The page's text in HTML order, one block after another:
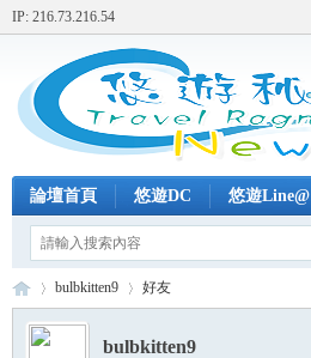
IP: 216.73.216.54
論壇首頁 悠遊DC 悠遊Line@
bulbkitten9 好友
bulbkitten9